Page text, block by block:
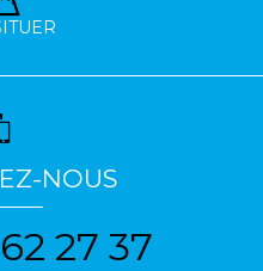
NOUS
27 37